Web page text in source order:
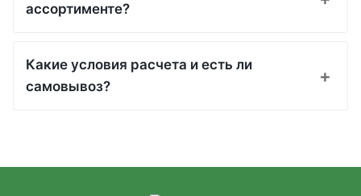
ассортименте?
Какие условия расчета и есть ли
самовывоз?